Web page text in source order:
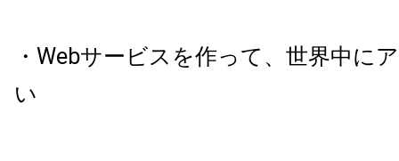
・Webサービスを作って、世界中に
い